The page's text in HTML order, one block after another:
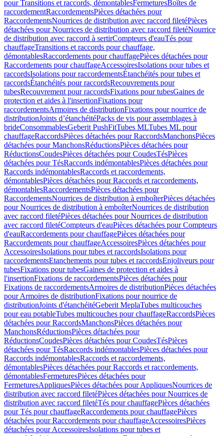
pour Transitions et raccords, démontablesFermeturesBoîtes de
raccordementRaccordementsPièces détachées pour
RaccordementsNourrices de distribution avec raccord filetéPièces
détachées pour Nourrices de distribution avec raccord filetéNourrice
de distribution avec raccord à sertirCompteurs d'eauTés pour
chauffageTransitions et raccords pour chauffage,
démontablesRaccordements pour chauffagePièces détachées pour
Raccordements pour chauffageAccessoiresIsolations pour tubes et
raccordsIsolations pour raccordementsÉtanchéités pour tubes et
raccordsÉtanchéités pour raccordsRecouvrements pour
tubesRecouvrement pour raccordsFixations pour tubesGaines de
protection et aides à l'insertionFixations pour
raccordementsArmoires de distributionFixations pour nourrice de
distributionJoints d’étanchéitéPacks de vis pour assemblages à
brideConsommablesGeberit PushFitTubes MLTubes ML pour
chauffageRaccordsPièces détachées pour RaccordsManchonsPièces
détachées pour ManchonsRéductionsPièces détachées pour
RéductionsCoudesPièces détachées pour CoudesTésPièces
détachées pour TésRaccords indémontablesPièces détachées pour
Raccords indémontablesRaccords et raccordements,
démontablesPièces détachées pour Raccords et raccordements,
démontablesRaccordementsPièces détachées pour
RaccordementsNourrices de distribution à emboîterPièces détachées
pour Nourrices de distribution à emboîterNourrices de distribution
avec raccord filetéPièces détachées pour Nourrices de distribution
avec raccord filetéCompteurs d'eauPièces détachées pour Compteurs
d'eauRaccordements pour chauffagePièces détachées pour
Raccordements pour chauffageAccessoiresPièces détachées pour
AccessoiresIsolations pour tubes et raccordsIsolations pour
raccordementsEtanchements pour tubes et raccordsEnjoliveurs pour
tubesFixations pour tubesGaines de protection et aides à
l'insertionFixations de raccordementsPièces détachées pour
Fixations de raccordementsArmoires de distributionPièces détachées
pour Armoires de distributionFixations pour nourrice de
distributionJoints d'étanchéitéGeberit MeplaTubes multicouches
pour eau potableTubes multicouches pour chauffageRaccordsPièces
détachées pour RaccordsManchonsPièces détachées pour
ManchonsRéductionsPièces détachées pour
RéductionsCoudesPièces détachées pour CoudesTésPièces
détachées pour TésRaccords indémontablesPièces détachées pour
Raccords indémontablesRaccords et raccordements,
démontablesPièces détachées pour Raccords et raccordements,
démontablesFermeturesPièces détachées pour
FermeturesAppliquesPièces détachées pour AppliquesNourrices de
distribution avec raccord filetéPièces détachées pour Nourrices de
distribution avec raccord filetéTés pour chauffagePièces détachées
pour Tés pour chauffageRaccordements pour chauffagePièces
détachées pour Raccordements pour chauffageAccessoiresPièces
détachées pour AccessoiresIsolations pour tubes et